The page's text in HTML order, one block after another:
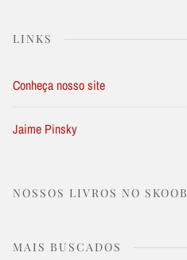
LINKS
Conheça nosso site
Jaime Pinsky
NOSSOS LIVROS NO SKOOB
MAIS BUSCADOS